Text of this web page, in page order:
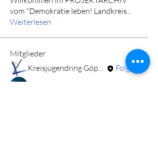
vom "Demokratie leben! Landkreis...
Weiterlesen
Mitglieder
Kreisjugendring Göppingen
Folgen